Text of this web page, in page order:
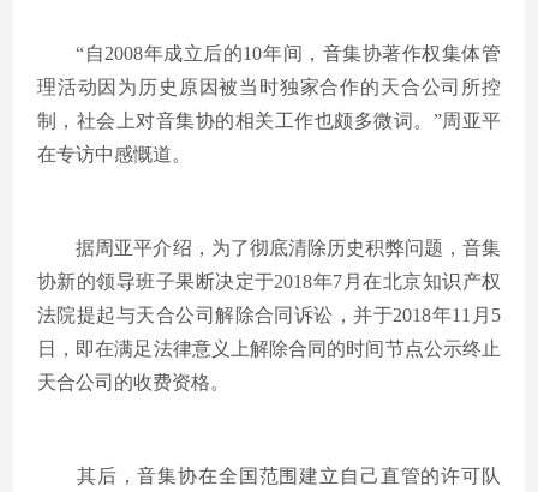
“自2008年成立后的10年间，音集协著作权集体管
理活动因为历史原因被当时独家合作的天合公司所控
制，社会上对音集协的相关工作也颇多微词。”周亚平
在专访中感慨道。
据周亚平介绍，为了彻底清除历史积弊问题，音集
协新的领导班子果断决定于2018年7月在北京知识产权
法院提起与天合公司解除合同诉讼，并于2018年11月5
日，即在满足法律意义上解除合同的时间节点公示终止
天合公司的收费资格。
其后，音集协在全国范围建立自己直管的许可队